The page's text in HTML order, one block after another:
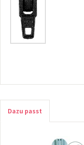
Dazu passt